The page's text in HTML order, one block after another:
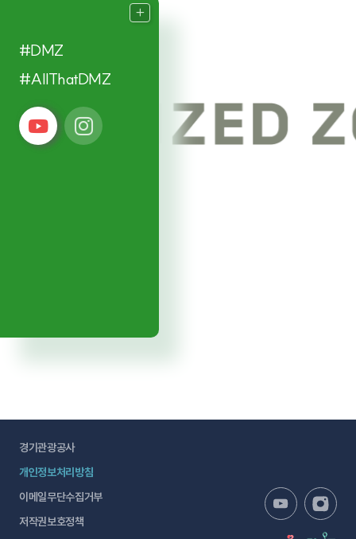
#DMZ
#AllThatDMZ
경기관광공사
개인정보처리방침
이메일무단수집거부
저작권보호정책